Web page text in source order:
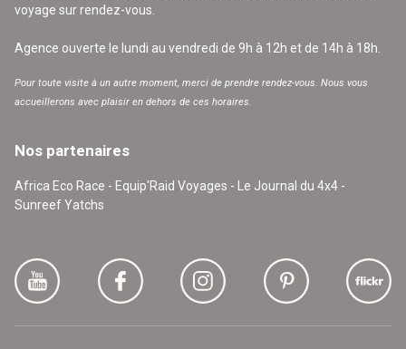
voyage sur rendez-vous.
Agence ouverte le lundi au vendredi de 9h à 12h et de 14h à 18h.
Pour toute visite à un autre moment, merci de prendre rendez-vous. Nous vous
accueillerons avec plaisir en dehors de ces horaires.
Nos partenaires
Africa Eco Race - Equip'Raid Voyages - Le Journal du 4x4 -
Sunreef Yatchs